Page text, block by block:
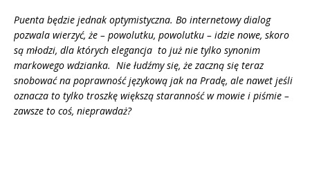
Puenta będzie jednak optymistyczna. Bo internetowy dialog
pozwala wierzyć, że – powolutku, powolutku – idzie nowe, skoro
są młodzi, dla których elegancja to już nie tylko synonim
markowego wdzianka. Nie łudźmy się, że zaczną się teraz
snobować na poprawność językową jak na Pradę, ale nawet jeśli
oznacza to tylko troszkę większą staranność w mowie i piśmie –
zawsze to coś, nieprawdaż?